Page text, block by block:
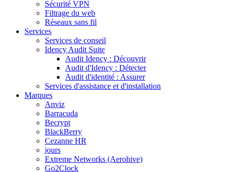
Sécurité VPN
Filtrage du web
Réseaux sans fil
Services
Services de conseil
Idency Audit Suite
Audit Idency : Découvrir
Audit d'Idency : Détecter
Audit d'identité : Assurer
Services d'assistance et d'installation
Marques
Anviz
Barracuda
Becrypt
BlackBerry
Cezanne HR
jours
Extreme Networks (Aerohive)
Go2Clock